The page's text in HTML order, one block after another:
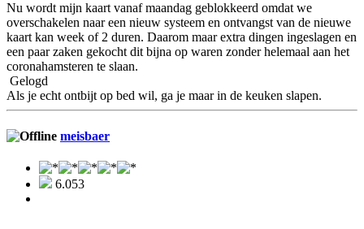
Nu wordt mijn kaart vanaf maandag geblokkeerd omdat we
overschakelen naar een nieuw systeem en ontvangst van de nieuwe
kaart kan week of 2 duren. Daarom maar extra dingen ingeslagen en
een paar zaken gekocht dit bijna op waren zonder helemaal aan het
coronahamsteren te slaan.
Gelogd
Als je echt ontbijt op bed wil, ga je maar in de keuken slapen.
meisbaer
6.053